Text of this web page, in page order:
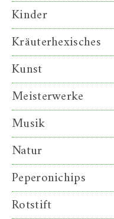
Kinder
Kräuterhexisches
Kunst
Meisterwerke
Musik
Natur
Peperonichips
Rotstift